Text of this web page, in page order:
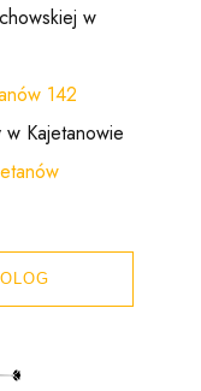
w
142
w Kajetanowie